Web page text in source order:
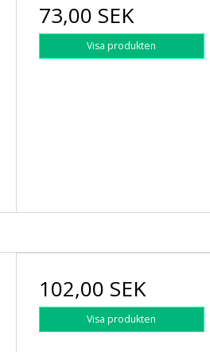
73,00 SEK
Visa produkten
102,00 SEK
Visa produkten